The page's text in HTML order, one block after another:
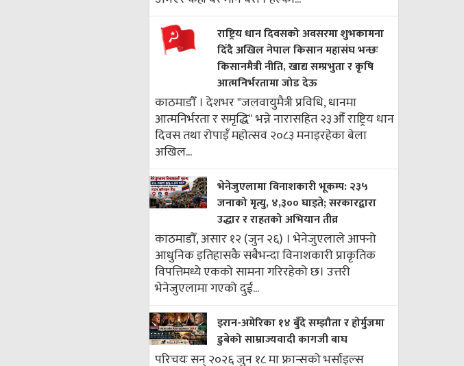
राष्ट्रिय धान दिवसको अवसरमा शुभकामना
दिँदै अखिल नेपाल किसान महासंघ भन्छः
किसानमैत्री नीति, खाद्य सम्प्रभुता र कृषि
आत्मनिर्भरतामा जोड देऊ
काठमाडौँ । देशभर "जलवायुमैत्री प्रविधि, धानमा
आत्मनिर्भरता र समृद्धि" भन्ने नारासहित २३औँ राष्ट्रिय धान
दिवस तथा रोपाइँ महोत्सव २०८३ मनाइरहेका बेला
अखिल...
भेनेजुएलामा विनाशकारी भूकम्प: २३५
जनाको मृत्यु, ४,३०० घाइते; सरकारद्वारा
उद्धार र राहतको अभियान तीव्र
काठमाडौँ, असार १२ (जुन २६) । भेनेजुएलाले आफ्नो
आधुनिक इतिहासकै सबैभन्दा विनाशकारी प्राकृतिक
विपत्तिमध्ये एकको सामना गरिरहेको छ। उत्तरी
भेनेजुएलामा गएको दुई...
इरान-अमेरिका १४ बुँदे सम्झौता र होर्मुजमा
डुबेको साम्राज्यवादी कागजी बाघ
परिचयः सन् २०२६ जुन १८ मा फ्रान्सको भर्साइल्स